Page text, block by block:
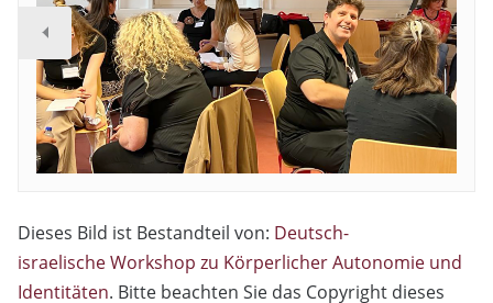
Dieses Bild ist Bestandteil von: Deutsch-
israelische Workshop zu Körperlicher Autonomie und
Identitäten. Bitte beachten Sie das Copyright dieses